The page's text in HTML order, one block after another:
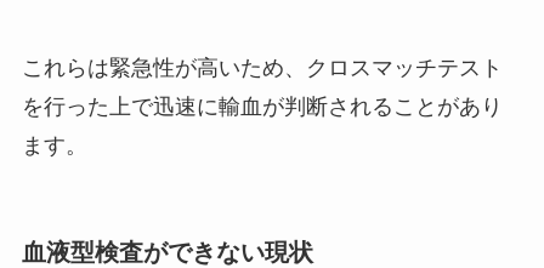
これらは緊急性が高いため、クロスマッチテスト
を行った上で迅速に輸血が判断されることがあり
ます。
血液型検査ができない現状